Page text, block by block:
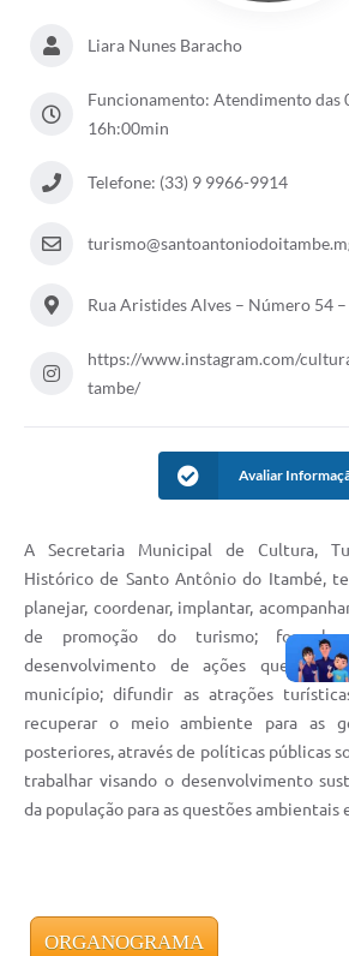
Liara Nunes Baracho
Funcionamento: Atendimento das
16h:00min
Telefone: (33) 9 9966-9914
Rua Aristides Alves – Número 54
https://www.instagram.com/
tambe/
Avaliar
A Secretaria Municipal de Cultura,
Histórico de Santo Antônio do Itambé,
planejar, coordenar, implantar,
de promoção do turismo;
desenvolvimento de ações que
município; difundir as atrações
recuperar o meio ambiente para as
posteriores, através de políticas públicas
trabalhar visando o desenvolvimento
da população para as questões ambientais
ORGANOGRAMA